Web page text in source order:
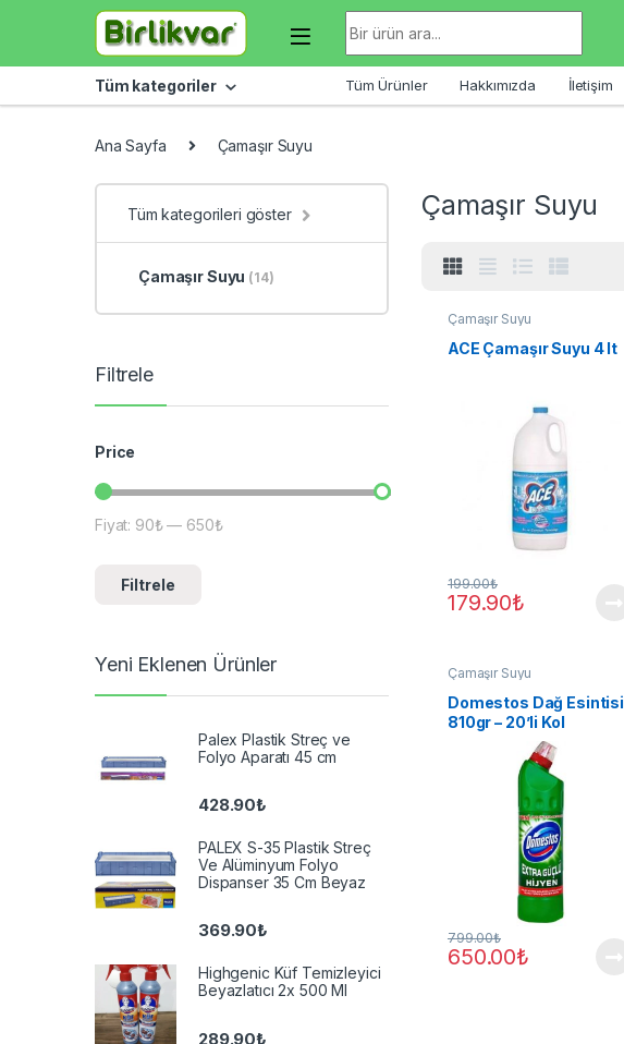
Skip to navigation
Skip to content
Tüm kategoriler Tüm Ürünler Hakkımızda İletişim
Ana Sayfa Çamaşır Suyu
Çamaşır Suyu
Çamaşır Suyu
ACE Çamaşır Suyu 4 lt
179.90₺
199.00₺
Çamaşır Suyu
Domestos Dağ Esintisi
810gr – 20’li Kol
650.00₺
799.00₺
Tüm kategorileri göster
Çamaşır Suyu (14)
Filtrele
Price
En düşük fiyat
En yüksek fiyat
Filtrele
Fiyat: 90₺— 650₺
Yeni Eklenen Ürünler
Palex Plastik Streç ve
Folyo Aparatı 45 cm
428.90₺
PALEX S-35 Plastik Streç
Ve Alüminyum Folyo
Dispanser 35 Cm Beyaz
369.90₺
Highgenic Küf Temizleyici
Beyazlatıcı 2x 500 Ml
289.90₺